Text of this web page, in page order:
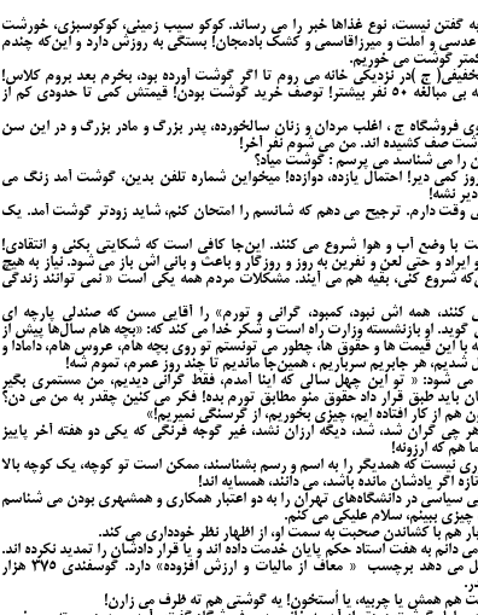
گفتن نیست، نوع غذاها خبر را می رساند. کوکو سیب زمینی، کوکوسبزی، خورشت
عدسی و املت و میرزاقاسمی و کشک بادمجان! بستگی به روزش دارد و این‌که چندم
کمتر گوشت می خوریم.
ج )در نزدیکی خانه می روم تا اگر گوشت آورده بود، بخرم بعد بروم کلاس!
دیشب رفتم هایپر ف، نزدیک خانه بی مبالغه ۵٠ نفر بیشتر! توصف خرید گوشت بودن! قیمتش کمی تا حدودی کم از
نفر این‌جا جلوی فروشگاه ج ، اغلب مردان و زنان سالخورده، پدر بزرگ و مادر بزرگ و در این سن
صف کشیده اند. من می شوم نفر آخر!
را می شناسد می پرسم : گوشت میاد؟
کمی دیر! احتمال یازده، دوازده! میخواین شماره تلفن بدین، گوشت آمد زنگ می
نشه!
دارم. ترجیح می دهم که شانسم را امتحان کنم، شاید زودتر گوشت آمد. یک
با وضع آب و هوا شروع می کنند. این‌جا کافی است که شکایتی بکنی و انتقادی!
و حتی لعن و نفرین به روز و روزگار و باعث و بانی اش باز می شود. نیاز به هیچ
شروع کنی، بقیه هم می آیند. مشکلات مردم همه یکی است « نمی توانند زندگی
کنند، همه اش نبود، کمبود، گرانی و تورم» را آقایی مسن که صندلی پارچه ای
او بازنشسته وزارت راه است و شکر خدا می کند که: «بچه هام سال‌ها پیش از
با این قیمت ها و حقوق ها، چطور می تونستم تو روی بچه هام، عروس هام، دامادا و
شدیم، هر جابریم سرباریم ، همين‌جا ماندیم تا چند روز عمرم، تموم شه!
شود: « تو این چهل سالی که اینا آمدم، فقط گرانی دیدیم، من مستمری بگیر
باید طبق قرار داد حقوق منو مطابق تورم بده! فکر می کنین چقدر به من می دن؟
از کار افتاده ایم، چیزی بخوریم، از گرسنگی نمیریم!»
چی گران شد، شد، دیگه ارزان نشد، غیر گوجه فرنگی که یکی دو هفته آخر پاییز
هم که ارزونه!
نيست که همدیگر را به اسم و رسم بشناسند، ممکن است تو کوچه، یک کوچه بالا
اگر یادشان مانده باشد، می دانند، همسایه اند!
سیاسی در دانشگاه‌های تهران را به دو اعتبار همکاری و همشهری بودن می شناسم
چیزی ببینم، سلام علیکی می کنم.
هم با کشاندن صحبت به سمت او، از اظهار نظر خودداری می کند.
دانم به هفت استاد حکم پایان خدمت داده اند و یا قرار دادشان را تمدید نکرده اند.
گوشتی که فروشگاه تخفیفی محل می دهد برچسب « معاف از مالیات و ارزش افزوده» دارد. گوسفندی ٣٧۵ هزار
هم همش یا چربیه، یا اُستخون! یه گوشتی هم ته ظرف می زارن!